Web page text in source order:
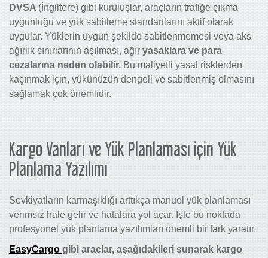
DVSA (İngiltere) gibi kuruluşlar, araçların trafiğe çıkma
uygunluğu ve yük sabitleme standartlarını aktif olarak
uygular. Yüklerin uygun şekilde sabitlenmemesi veya aks
ağırlık sınırlarının aşılması, ağır yasaklara ve para
cezalarına neden olabilir. Bu maliyetli yasal risklerden
kaçınmak için, yükünüzün dengeli ve sabitlenmiş olmasını
sağlamak çok önemlidir.
Kargo Vanları ve Yük Planlaması için Yük
Planlama Yazılımı
Sevkiyatların karmaşıklığı arttıkça manuel yük planlaması
verimsiz hale gelir ve hatalara yol açar. İşte bu noktada
profesyonel yük planlama yazılımları önemli bir fark yaratır.
EasyCargo gibi araçlar, aşağıdakileri sunarak kargo